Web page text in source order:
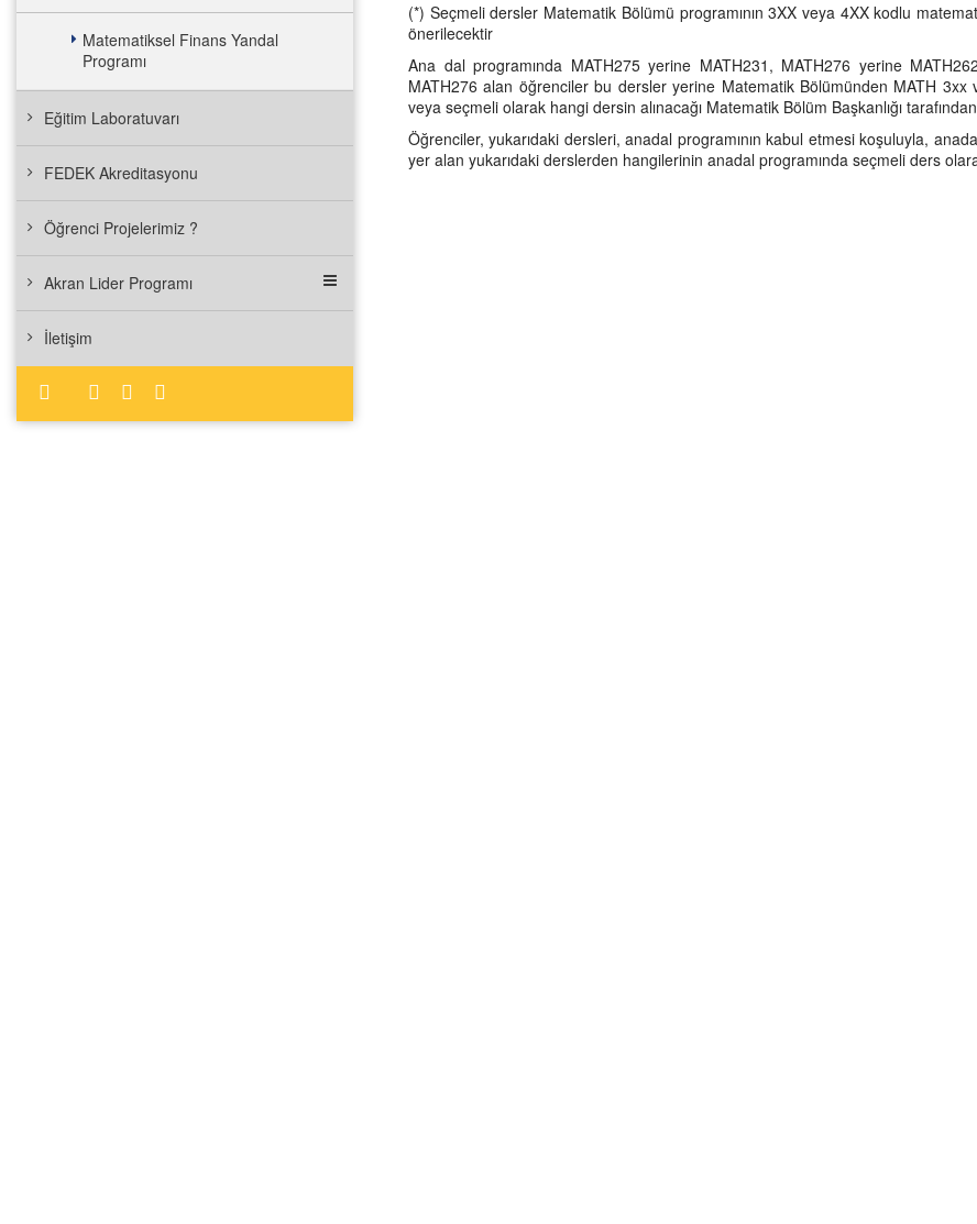
Matematiksel Finans Yandal
Programı
Eğitim Laboratuvarı
FEDEK Akreditasyonu
Öğrenci Projelerimiz ?
Akran Lider Programı
İletişim
(*) Seçmeli dersler Matematik Bölümü programının 3XX veya 4XX kodlu
önerilecektir
Ana dal programında MATH275 yerine MATH231, MATH276 yerine
MATH276 alan öğrenciler bu dersler yerine Matematik Bölümünden MATH
veya seçmeli olarak hangi dersin alınacağı Matematik Bölüm Başkanlığı
Öğrenciler, yukarıdaki dersleri, anadal programının kabul etmesi koşuluyla,
yer alan yukarıdaki derslerden hangilerinin anadal programında seçmeli ders